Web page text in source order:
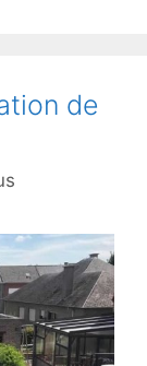
de